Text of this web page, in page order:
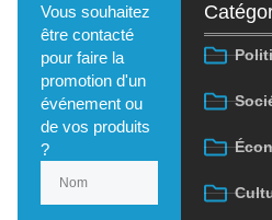
Vous souhaitez
être contacté
pour faire la
promotion d'un
événement ou
de vos produits
?